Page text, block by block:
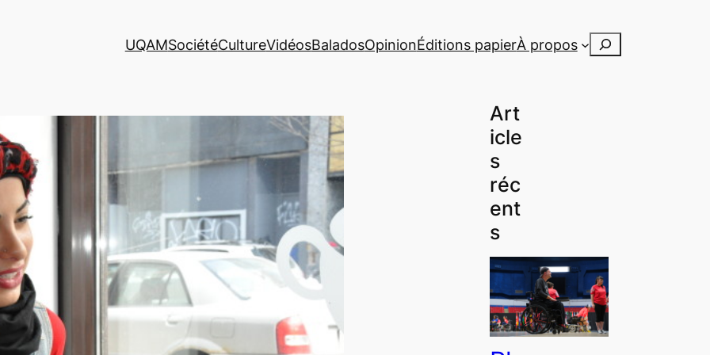
UQAMSociétéCultureVidéosBaladosOpinionÉditions papierÀ propos Rechercher
Art
icle
s
réc
ent
s